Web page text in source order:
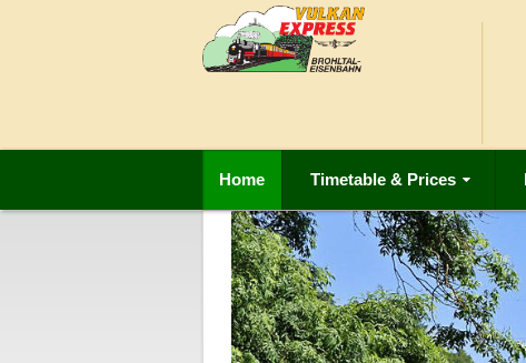
Home Timetable & Prices